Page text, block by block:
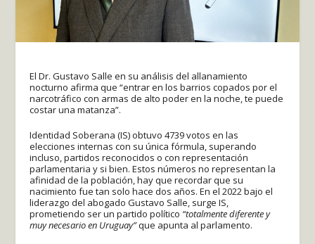
El Dr. Gustavo Salle en su análisis del allanamiento
nocturno afirma que “entrar en los barrios copados por el
narcotráfico con armas de alto poder en la noche, te puede
costar una matanza”.
Identidad Soberana (IS) obtuvo 4739 votos en las
elecciones internas con su única fórmula, superando
incluso, partidos reconocidos o con representación
parlamentaria y si bien. Estos números no representan la
afinidad de la población, hay que recordar que su
nacimiento fue tan solo hace dos años. En el 2022 bajo el
liderazgo del abogado Gustavo Salle, surge IS,
prometiendo ser un partido político “totalmente diferente y
muy necesario en Uruguay”que apunta al parlamento.